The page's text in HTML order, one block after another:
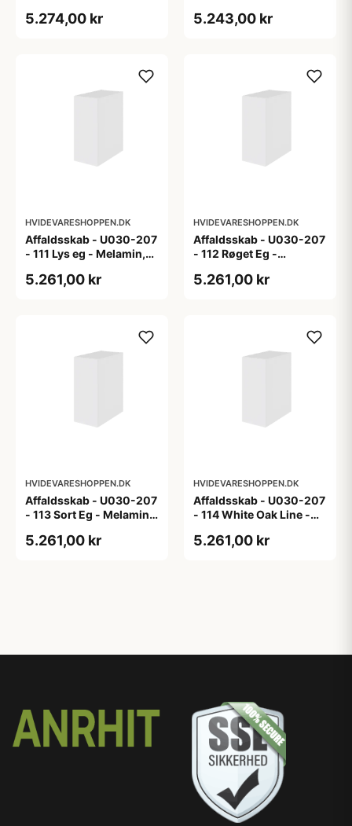
5.274,00 kr 5.243,00 kr
HVIDEVARESHOPPEN.DK
Affaldsskab - U030-207
- 111 Lys eg - Melamin,
5.261,00 kr
HVIDEVARESHOPPEN.DK
Affaldsskab - U030-207
- 112 Røget Eg -
5.261,00 kr
HVIDEVARESHOPPEN.DK
Affaldsskab - U030-207
- 113 Sort Eg - Melamin,
5.261,00 kr
HVIDEVARESHOPPEN.DK
Affaldsskab - U030-207
- 114 White Oak Line -
5.261,00 kr